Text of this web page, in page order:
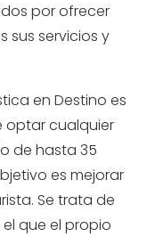
por ofrecer
sus servicios y
en Destino es
optar cualquier
de hasta 35
es mejorar
Se trata de
que el propio